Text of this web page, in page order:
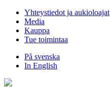
Hyppää
sisältöön
Yhteystiedot ja aukioloajat
Media
Kauppa
Tue toimintaa
På svenska
In English